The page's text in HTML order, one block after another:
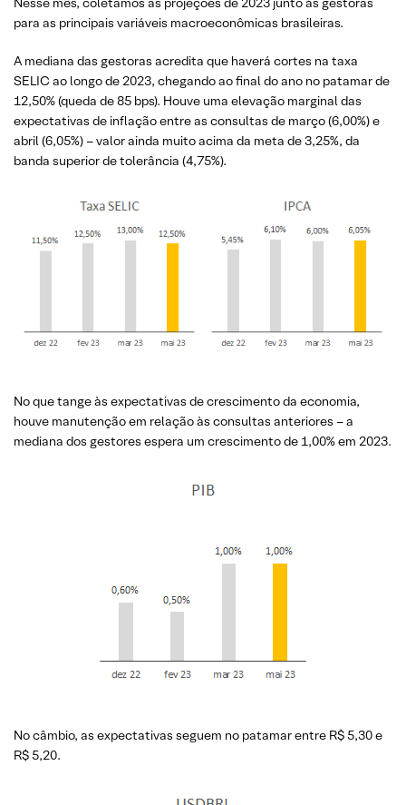
para as principais variáveis macroeconômicas brasileiras.
A mediana das gestoras acredita que haverá cortes na taxa
SELIC ao longo de 2023, chegando ao final do ano no patamar de
12,50% (queda de 85 bps). Houve uma elevação marginal das
expectativas de inflação entre as consultas de março (6,00%) e
abril (6,05%) – valor ainda muito acima da meta de 3,25%, da
banda superior de tolerância (4,75%).
No que tange às expectativas de crescimento da economia,
houve manutenção em relação às consultas anteriores – a
mediana dos gestores espera um crescimento de 1,00% em 2023.
No câmbio, as expectativas seguem no patamar entre R$ 5,30 e
R$ 5,20.